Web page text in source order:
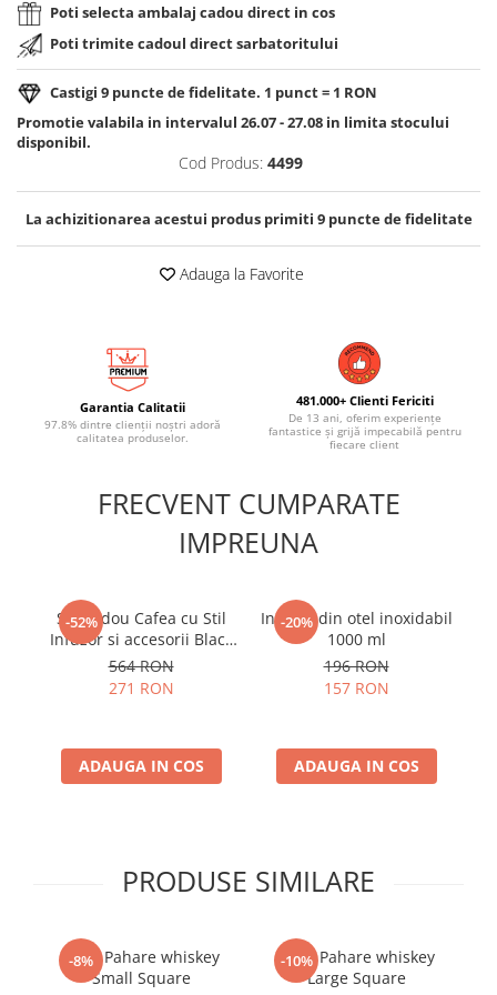
Poti selecta ambalaj cadou direct in cos
Poti trimite cadoul direct sarbatoritului
Castigi 9 puncte de fidelitate. 1 punct = 1 RON
Promotie valabila in intervalul 26.07 - 27.08 in limita stocului
disponibil.
Cod Produs: 4499
La achizitionarea acestui produs primiti 9puncte de fidelitate
Adauga la Favorite
Garantia Calitatii
97.8% dintre clienții noștri adoră
calitatea produselor.
481.000+ Clienti Fericiti
De 13 ani, oferim experiențe
fantastice și grijă impecabilă pentru
fiecare client
FRECVENT CUMPARATE
IMPREUNA
-52%
Set cadou Cafea cu Stil
Infuzor si accesorii Black
V60
564 RON
271 RON
ADAUGA IN COS
-20%
Infuzor din otel inoxidabil
1000 ml
196 RON
157 RON
ADAUGA IN COS
PRODUSE SIMILARE
-8%
Set 4 Pahare whiskey
Small Square
-10%
Set 6 Pahare whiskey
Large Square